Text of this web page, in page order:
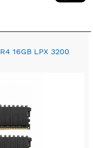
16GB LPX 3200